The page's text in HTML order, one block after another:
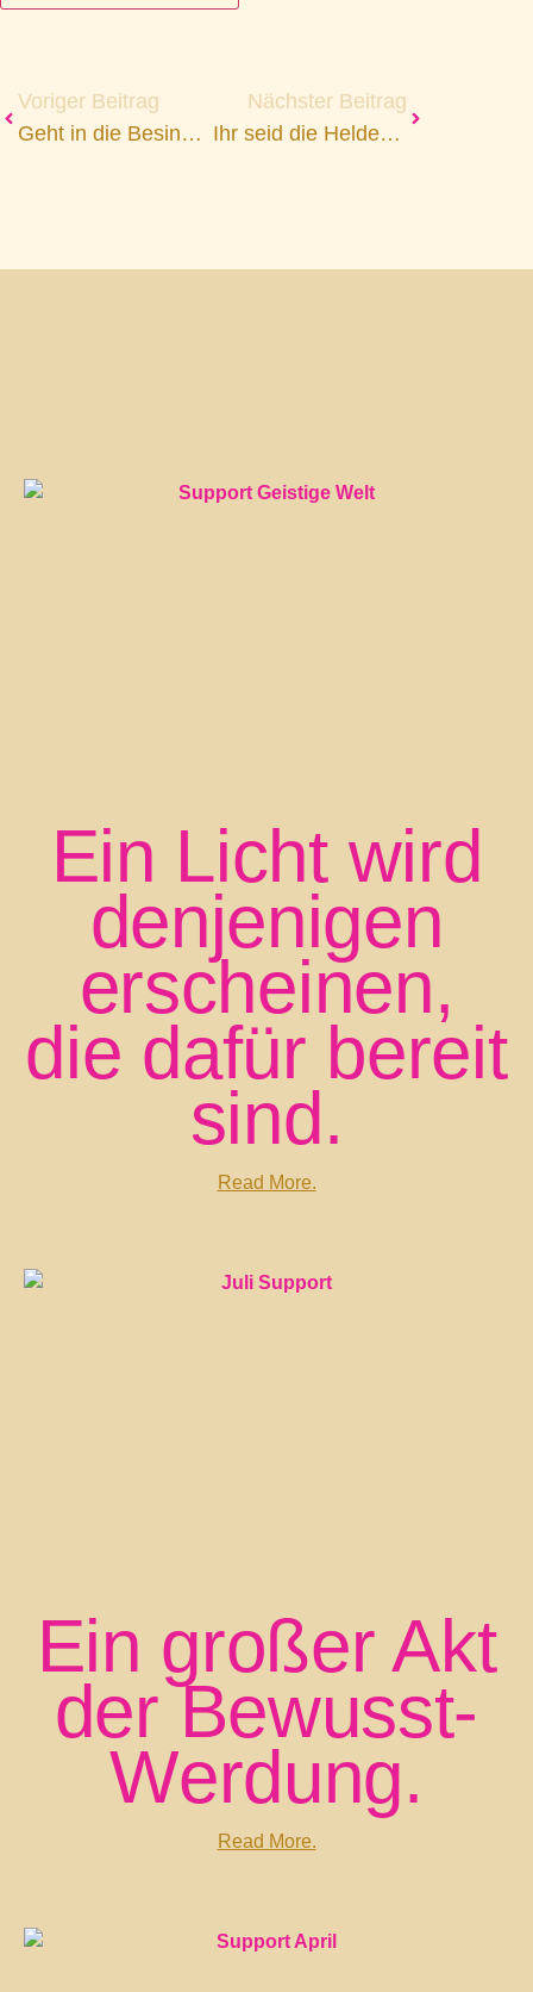
Voriger Beitrag
Geht in die Besinnung und in eure Bestimmung.
Nächster Beitrag
Ihr seid die Helden Eures Alltags
Ein Licht wird
denjenigen
erscheinen,
die dafür bereit
sind.
Read More.
Ein großer Akt
der Bewusst-
Werdung.
Read More.